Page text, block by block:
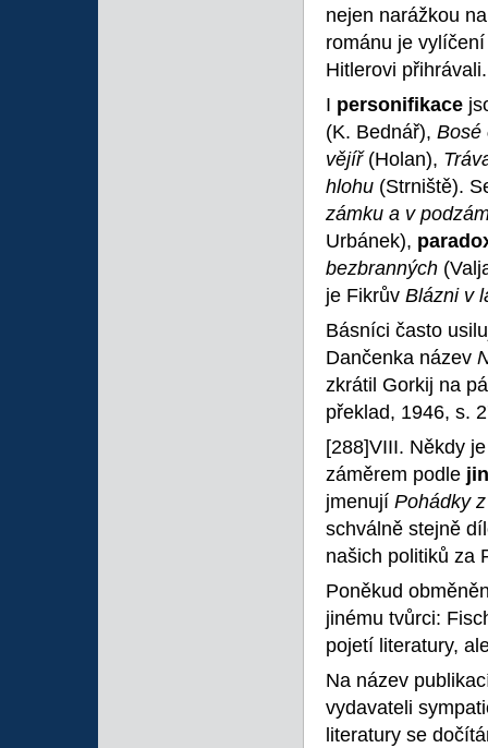
nejen narážkou
románu je
Hitlerovi přihrávali.
I personifikace
(K. Bednář),
vějíř (Holan),
hlohu (Strniště).
zámku a v
Urbánek),
bezbranných
je Fikrův Blázni v
Básníci často
Dančenka název
zkrátil Gorkij na
překlad, 1946, s.
[288]VIII. Někdy
záměrem podle
jmenují Pohádky
schválně stejně
našich politiků za
Poněkud
jinému tvůrci:
pojetí literatury,
Na název
vydavateli
literatury se